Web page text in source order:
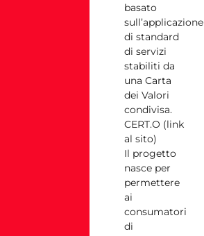
basato
sull’applicazione
di standard
di servizi
stabiliti da
una Carta
dei Valori
condivisa.
CERT.O (link
al sito)
Il progetto
nasce per
permettere
ai
consumatori
di